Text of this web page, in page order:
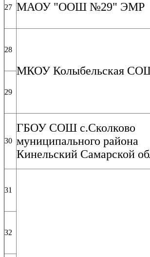
27 МАОУ "ООШ №29" ЭМР
28
МКОУ Колыбельская
29
30
ГБОУ СОШ с.Сколково
муниципального района
Кинельский Самарской
31
32